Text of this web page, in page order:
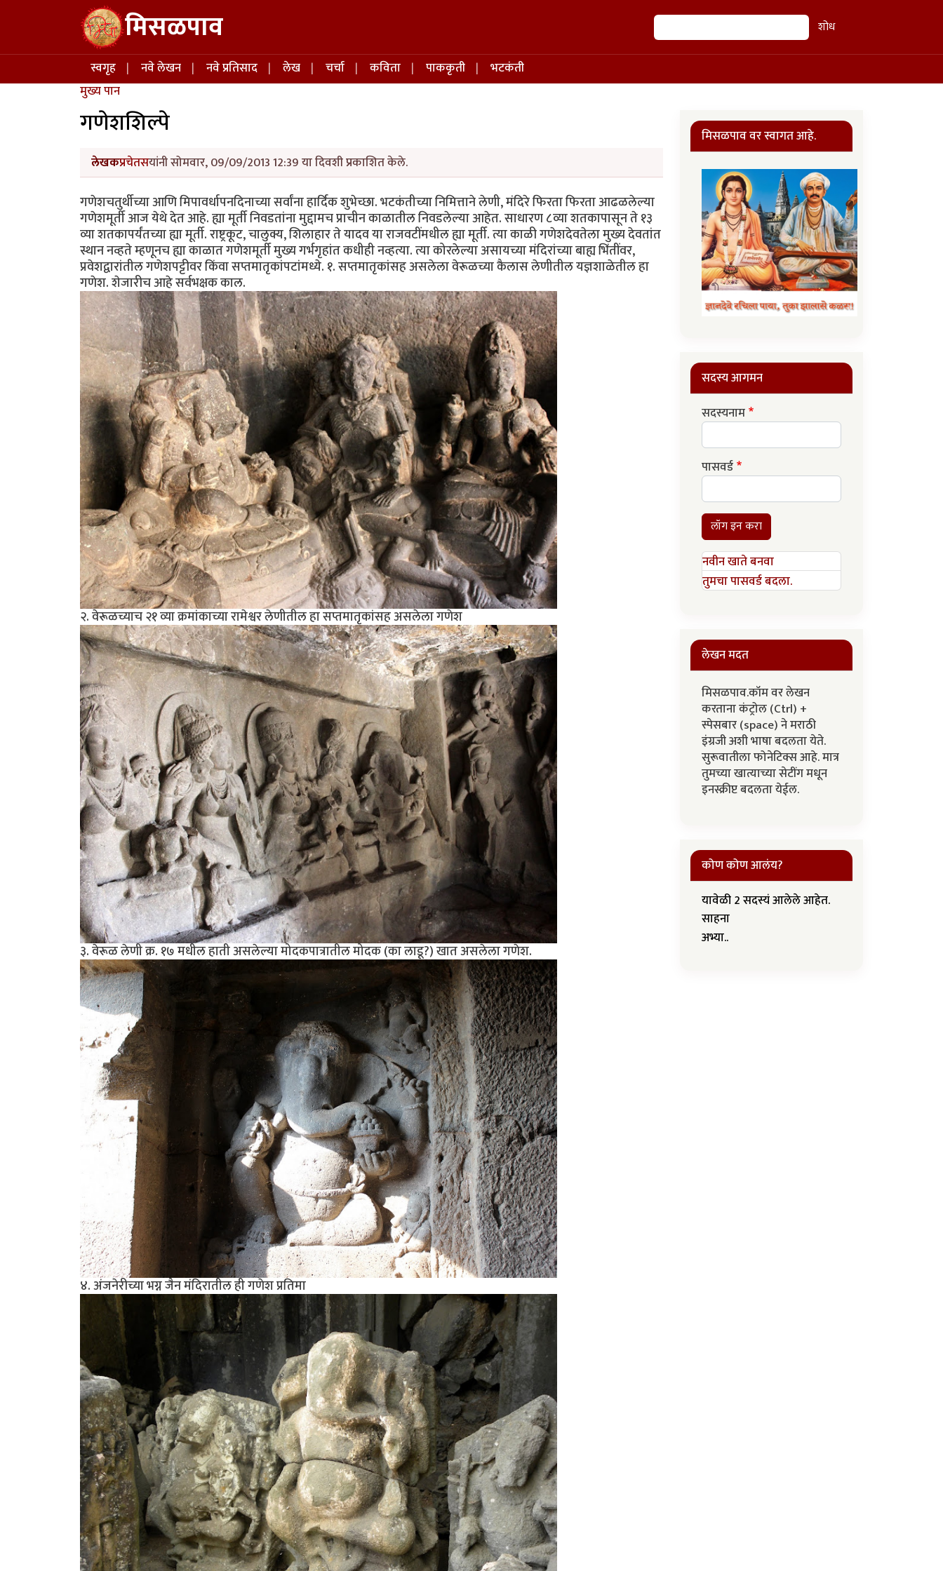
Skip to main content मिसळपाव शोध शोध
Main navigation
स्वगृह नवे लेखन नवे प्रतिसाद लेख चर्चा कविता पाककृती
भटकंती
मुख्य पान
गणेशशिल्पे
लेखकप्रचेतसयांनी सोमवार, 09/09/2013 12:39 या दिवशी प्रकाशित केले.
गणेशचतुर्थीच्या आणि मिपावर्धापनदिनाच्या सर्वांना हार्दिक शुभेच्छा. भटकंतीच्या निमित्ताने लेणी, मंदिरे फिरता फिरता आढळलेल्या
गणेशमूर्ती आज येथे देत आहे. ह्या मूर्ती निवडतांना मुद्दामच प्राचीन काळातील निवडलेल्या आहेत. साधारण ८व्या शतकापासून ते १३
व्या शतकापर्यंतच्या ह्या मूर्ती. राष्ट्रकूट, चालुक्य, शिलाहार ते यादव या राजवटींमधील ह्या मूर्ती. त्या काळी गणेशदेवतेला मुख्य देवतांत
स्थान नव्हते म्हणूनच ह्या काळात गणेशमूर्ती मुख्य गर्भगृहांत कधीही नव्हत्या. त्या कोरलेल्या असायच्या मंदिरांच्या बाह्य भिंतींवर,
प्रवेशद्वारांतील गणेशपट्टीवर किंवा सप्तमातृकांपटांमध्ये. १. सप्तमातृकांसह असलेला वेरूळच्या कैलास लेणीतील यज्ञशाळेतील हा
गणेश. शेजारीच आहे सर्वभक्षक काल.
२. वेरूळच्याच २१ व्या क्रमांकाच्या रामेश्वर लेणीतील हा सप्तमातृकांसह असलेला गणेश
३. वेरूळ लेणी क्र. १७ मधील हाती असलेल्या मोदकपात्रातील मोदक (का लाडू?) खात असलेला गणेश.
४. अंजनेरीच्या भग्न जैन मंदिरातील ही गणेश प्रतिमा
मिसळपाव वर स्वागत आहे.
सदस्य आगमन
सदस्यनाम
पासवर्ड
लॉग इन करा
नवीन खाते बनवा
तुमचा पासवर्ड बदला.
लेखन मदत
मिसळपाव.कॉम वर लेखन
करताना कंट्रोल (Ctrl) +
स्पेसबार (space) ने मराठी
इंग्रजी अशी भाषा बदलता येते.
सुरूवातीला फोनेटिक्स आहे. मात्र
तुमच्या खात्याच्या सेटींग मधून
इनस्क्रीप्ट बदलता येईल.
कोण कोण आलंय?
यावेळी 2 सदस्यं आलेले आहेत.
साहना
अभ्या..